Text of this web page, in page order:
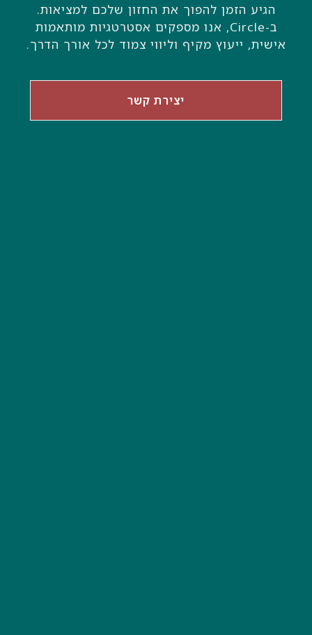
הגיע הזמן להפוך את החזון שלכם למציאות.
ב-Circle, אנו מספקים אסטרטגיות מותאמות
אישית, ייעוץ מקיף וליווי צמוד לכל אורך הדרך.
יצירת קשר